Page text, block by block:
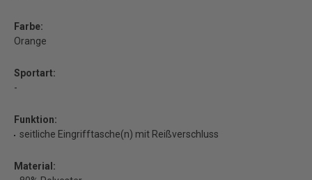
Farbe:
Orange
Sportart:
-
Funktion:
seitliche Eingrifftasche(n) mit Reißverschluss
Material: